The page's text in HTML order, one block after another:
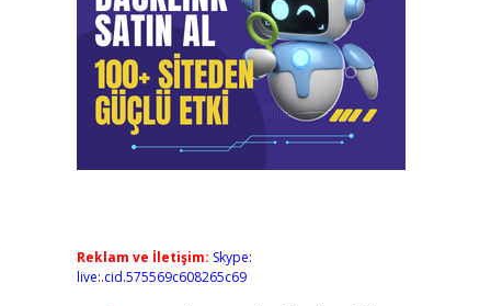
Reklam ve İletişim: Skype:
live:.cid.575569c608265c69